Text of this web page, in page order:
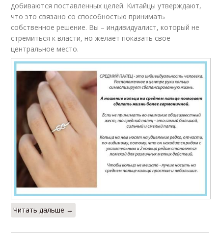
добиваются поставленных целей. Китайцы утверждают,
что это связано со способностью принимать
собственное решение. Вы – индивидуалист, который не
стремиться к власти, но желает показать свое
центральное место.
Читать дальше →